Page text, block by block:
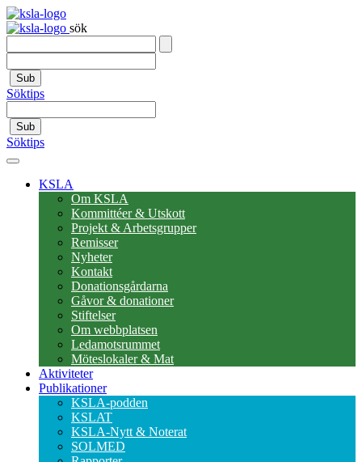
sök
Sub
Söktips
Sub
Söktips
KSLA
Om KSLA
Kommittéer & Utskott
Projekt & Arbetsgrupper
Remisser
Nyheter
Kontakt
Donationsgårdarna
Gåvor & donationer
Stiftelser
Om webbplatsen
Ledamotsrummet
Möteslokaler & Mat
Aktiviteter
Publikationer
KSLA-podden
KSLAT
KSLA-Nytt & Noterat
SOLMED